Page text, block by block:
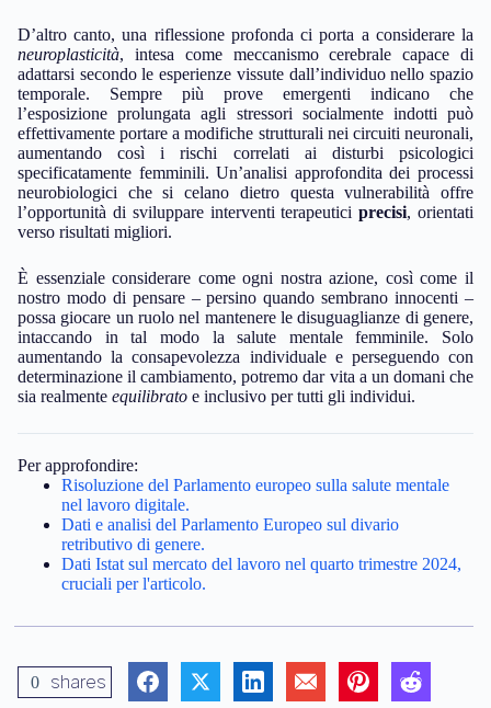
D’altro canto, una riflessione profonda ci porta a considerare la
neuroplasticità, intesa come meccanismo cerebrale capace di
adattarsi secondo le esperienze vissute dall’individuo nello spazio
temporale. Sempre più prove emergenti indicano che
l’esposizione prolungata agli stressori socialmente indotti può
effettivamente portare a modifiche strutturali nei circuiti neuronali,
aumentando così i rischi correlati ai disturbi psicologici
specificatamente femminili. Un’analisi approfondita dei processi
neurobiologici che si celano dietro questa vulnerabilità offre
l’opportunità di sviluppare interventi terapeuticiprecisi, orientati
verso risultati migliori.
È essenziale considerare come ogni nostra azione, così come il
nostro modo di pensare – persino quando sembrano innocenti –
possa giocare un ruolo nel mantenere le disuguaglianze di genere,
intaccando in tal modo la salute mentale femminile. Solo
aumentando la consapevolezza individuale e perseguendo con
determinazione il cambiamento, potremo dar vita a un domani che
sia realmente equilibrato e inclusivo per tutti gli individui.
Per approfondire:
Risoluzione del Parlamento europeo sulla salute mentale
nel lavoro digitale.
Dati e analisi del Parlamento Europeo sul divario
retributivo di genere.
Dati Istat sul mercato del lavoro nel quarto trimestre 2024,
cruciali per l'articolo.
0 shares